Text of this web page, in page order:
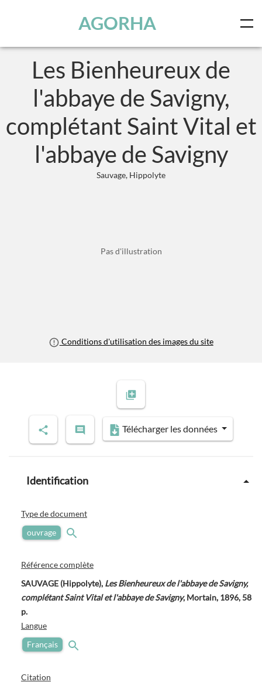
AGORHA
Les Bienheureux de
l'abbaye de Savigny,
complétant Saint Vital et
l'abbaye de Savigny
Sauvage, Hippolyte
Pas d'illustration
Conditions d'utilisation des images du site
Télécharger les données
Identification
Type de document
ouvrage
Référence complète
SAUVAGE (Hippolyte), Les Bienheureux de l'abbaye de Savigny,
complétant Saint Vital et l'abbaye de Savigny, Mortain, 1896, 58
p.
Langue
Français
Citation